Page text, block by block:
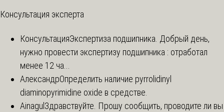
Консультация эксперта
КонсультацияЭкспертиза подшипника. Добрый день,
нужно провести экспертизу подшипника : отработал
менее 12 ча...
АлександрОпределить наличие pyrrolidinyl
diaminopyrimidine oxide в средстве.
Ainagul Здравствуйте. Прошу сообщить, проводите ли вы